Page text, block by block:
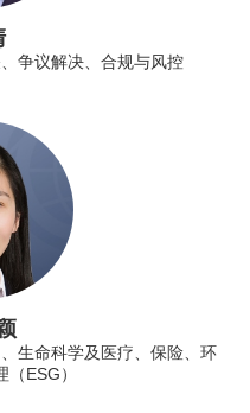
争议解决、合规与风控
生命科学及医疗、保险、环
ESG）